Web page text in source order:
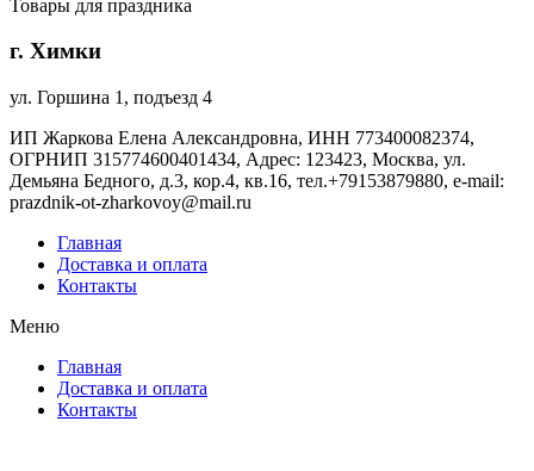
Товары для праздника
г. Химки
ул. Горшина 1, подъезд 4
ИП Жаркова Елена Александровна, ИНН 773400082374,
ОГРНИП 315774600401434, Адрес: 123423, Москва, ул.
Демьяна Бедного, д.3, кор.4, кв.16, тел.+79153879880, e-mail:
prazdnik-ot-zharkovoy@mail.ru
Главная
Доставка и оплата
Контакты
Меню
Главная
Доставка и оплата
Контакты